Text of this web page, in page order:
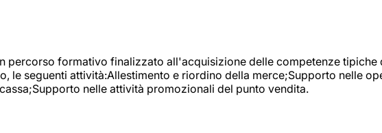
percorso formativo finalizzato all'acquisizione delle competenze
le seguenti attività:Allestimento e riordino della merce;Supporto nelle
nelle attività promozionali del punto vendita.